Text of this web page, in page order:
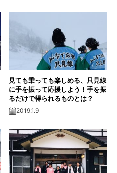
見ても乗っても楽しめる、只見線
に手を振って応援しよう！手を振
るだけで得られるものとは？
2019.1.9